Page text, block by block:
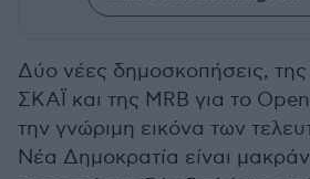
Δύο νέες δημοσκοπήσεις, της
ΣΚΑΪ και της MRB για το
την γνώριμη εικόνα των
Νέα Δημοκρατία είναι